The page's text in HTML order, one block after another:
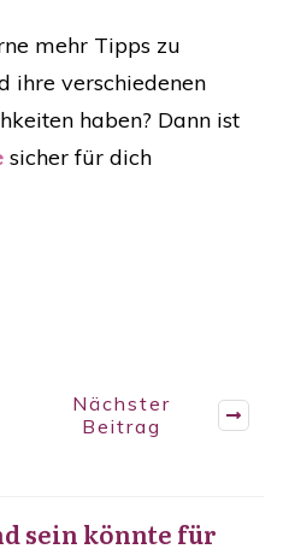
mehr Tipps zu
ihre verschiedenen
haben? Dann ist
sicher für dich
Nächster
Beitrag
sein könnte für